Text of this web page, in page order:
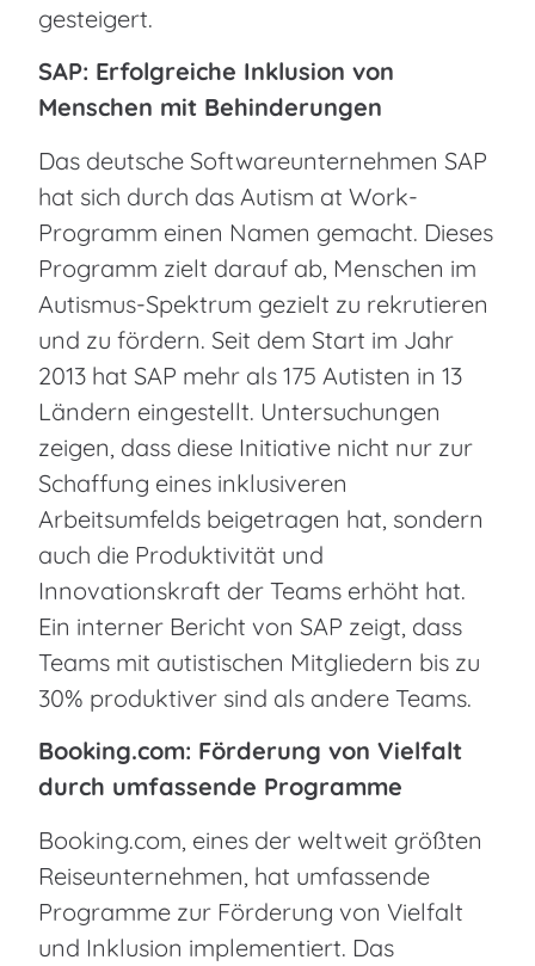
gesteigert.
SAP: Erfolgreiche Inklusion von
Menschen mit Behinderungen
Das deutsche Softwareunternehmen SAP
hat sich durch das Autism at Work-
Programm einen Namen gemacht. Dieses
Programm zielt darauf ab, Menschen im
Autismus-Spektrum gezielt zu rekrutieren
und zu fördern. Seit dem Start im Jahr
2013 hat SAP mehr als 175 Autisten in 13
Ländern eingestellt. Untersuchungen
zeigen, dass diese Initiative nicht nur zur
Schaffung eines inklusiveren
Arbeitsumfelds beigetragen hat, sondern
auch die Produktivität und
Innovationskraft der Teams erhöht hat.
Ein interner Bericht von SAP zeigt, dass
Teams mit autistischen Mitgliedern bis zu
30% produktiver sind als andere Teams.
Booking.com: Förderung von Vielfalt
durch umfassende Programme
Booking.com, eines der weltweit größten
Reiseunternehmen, hat umfassende
Programme zur Förderung von Vielfalt
und Inklusion implementiert. Das